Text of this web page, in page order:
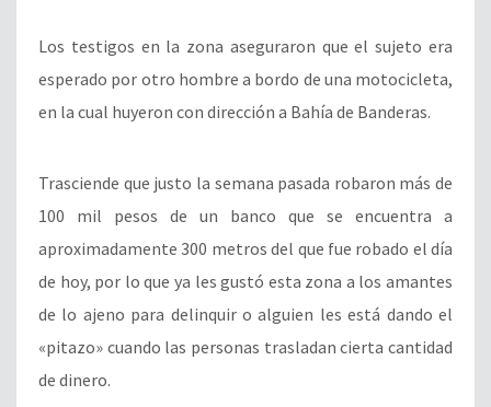
Los testigos en la zona aseguraron que el sujeto era
esperado por otro hombre a bordo de una motocicleta,
en la cual huyeron con dirección a Bahía de Banderas.
Trasciende que justo la semana pasada robaron más de
100 mil pesos de un banco que se encuentra a
aproximadamente 300 metros del que fue robado el día
de hoy, por lo que ya les gustó esta zona a los amantes
de lo ajeno para delinquir o alguien les está dando el
«pitazo» cuando las personas trasladan cierta cantidad
de dinero.